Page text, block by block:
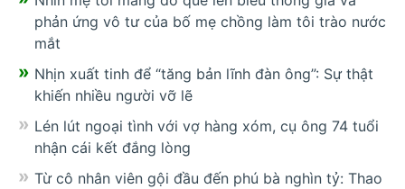
phản ứng vô tư của bố mẹ chồng làm tôi trào nước
mắt
Nhịn xuất tinh để “tăng bản lĩnh đàn ông”: Sự thật
khiến nhiều người vỡ lẽ
Lén lút ngoại tình với vợ hàng xóm, cụ ông 74 tuổi
nhận cái kết đắng lòng
Từ cô nhân viên gội đầu đến phú bà nghìn tỷ: Thao